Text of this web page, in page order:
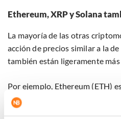
Ethereum, XRP y Solana
La mayoría de las otras
acción de precios similar a la
también están ligeramente más
Por ejemplo, Ethereum (ETH)
barato, Ripple (XRP) un 0,39
por ciento.